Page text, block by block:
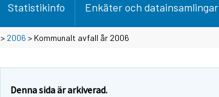
Statistikinfo Enkäter och datainsamlingar
> 2006 > Kommunalt avfall år 2006
Denna sida är arkiverad.